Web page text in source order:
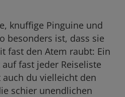
knuffige Pinguine und
besonders ist, dass sie
fast den Atem raubt: Ein
fast jeder Reiseliste
auch du vielleicht den
schier unendlichen